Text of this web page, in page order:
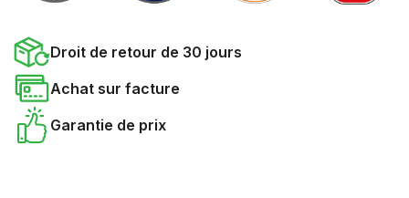
Droit de retour de 30 jours
Achat sur facture
Garantie de prix